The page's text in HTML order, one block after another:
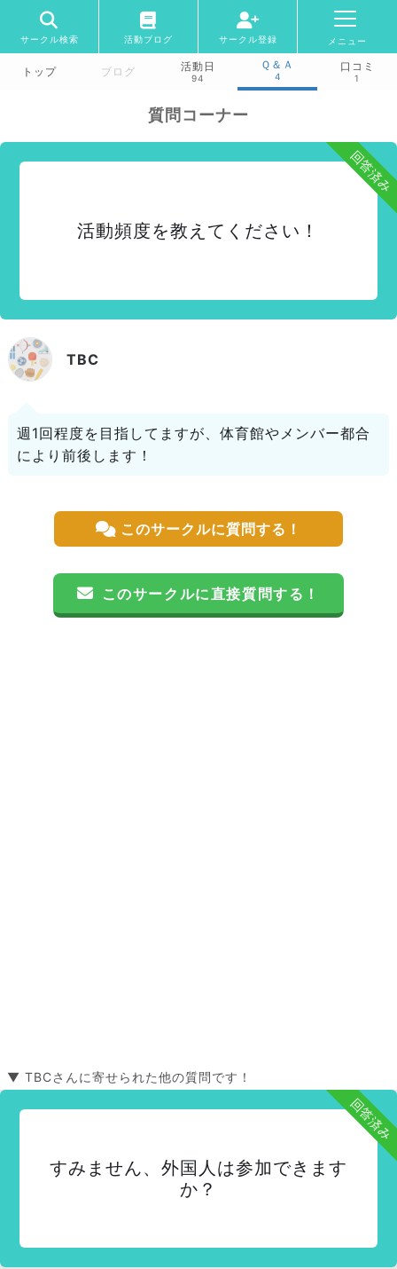
サークル検索 活動ブログ サークル登録 メニュー
トップ ブログ 活動日
94
Ｑ＆Ａ
4
口コミ
1
質問コーナー
回答済み
活動頻度を教えてください！
TBC
週1回程度を目指してますが、体育館やメンバー都合
により前後します！
このサークルに質問する！
このサークルに直接質問する！
▼ TBCさんに寄せられた他の質問です！
回答済み
すみません、外国人は参加できます
か？